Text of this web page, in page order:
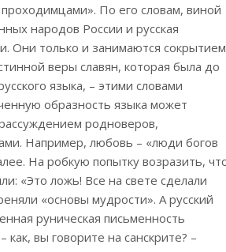
По его словам, виной
народов России и русская
Они только и занимаются сокрытием
веры славян, которая была до
языка, – этими словами
образность языка может
родноверов,
Например, любовь – «люди богов
На робкую попытку возразить,
«Это ложь! Все на свете сделали
«основы мудрости». А русский
руническая письменность
вы говорите на санскрите? –